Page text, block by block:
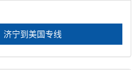
济宁到美国专线